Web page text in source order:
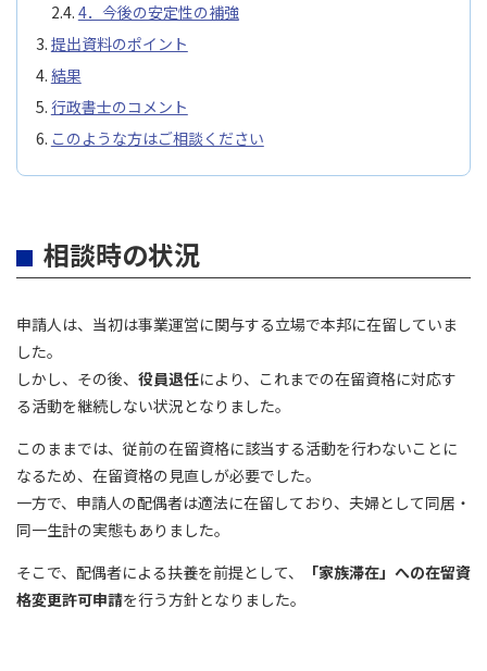
4．今後の安定性の補強
提出資料のポイント
結果
行政書士のコメント
このような方はご相談ください
相談時の状況
申請人は、当初は事業運営に関与する立場で本邦に在留していま
した。
しかし、その後、 役員退任により、これまでの在留資格に対応す
る活動を継続しない状況となりました。
このままでは、従前の在留資格に該当する活動を行わないことに
なるため、在留資格の見直しが必要でした。
一方で、申請人の配偶者は適法に在留しており、夫婦として同居・
同一生計の実態もありました。
そこで、配偶者による扶養を前提として、
「家族滞在」への在留資
格変更許可申請を行う方針となりました。